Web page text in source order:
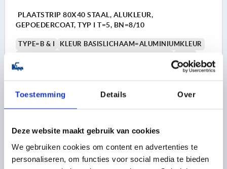
Toestemming Details Over
Deze website maakt gebruik van cookies
We gebruiken cookies om content en advertenties te
personaliseren, om functies voor social media te bieden
PLAATSTRIP 80X40 STAAL, ALUKLEUR,
GEPOEDERCOAT, TYP I T=5, BN=8/10
TYPE=B & I
KLEUR BASISLICHAAM=ALUMINIUMKLEUR
BREEDTE=40
LENGTE=80
Bestelnummer:K1042.082
excl. BTW
plus verzendkosten